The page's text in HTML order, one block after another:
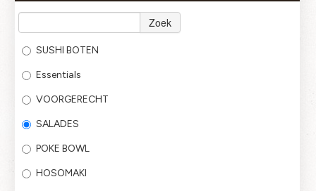
MENU
LOGIN
Zoek
SUSHI BOTEN
Essentials
VOORGERECHT
SALADES
POKE BOWL
HOSOMAKI